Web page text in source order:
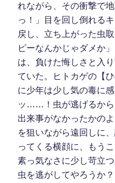
れながら、その衝撃で
っ！」目を回し倒れる
戻し、立ち上がった虫
ピーなんかじゃダメか
は、負けた悔しさと入
ていた。ヒトカゲの【
に少年は少し気の毒に
ッ……！虫が逃げるか
出来事がなかったかの
を狙いながら遠回しに
ってくる横顔に、もう
素っ気なさに少し苛立
虫を逃がしてやろうか